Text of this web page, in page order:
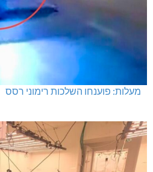
מעלות: פוענחו השלכות רימוני רסס